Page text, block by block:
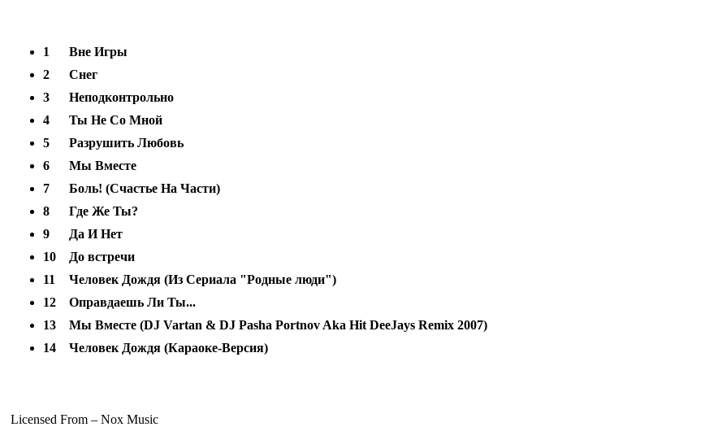
1
Вне Игры
2
Снег
3
Неподконтрольно
4
Ты Не Со Мной
5
Разрушить Любовь
6
Мы Вместе
7
Боль! (Счастье На Части)
8
Где Же Ты?
9
Да И Нет
10
До встречи
11
Человек Дождя (Из Сериала "Родные люди")
12
Оправдаешь Ли Ты...
13
Мы Вместе (DJ Vartan & DJ Pasha Portnov Aka Hit DeeJays Remix 2007)
14
Человек Дождя (Караоке-Версия)
Licensed From – Nox Music